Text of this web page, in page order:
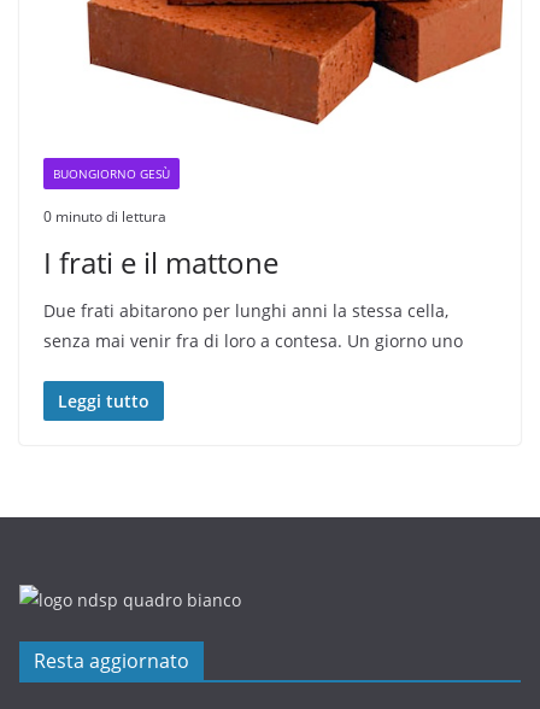
BUONGIORNO GESÙ
0 minuto di lettura
I frati e il mattone
Due frati abitarono per lunghi anni la stessa cella,
senza mai venir fra di loro a contesa. Un giorno uno
Leggi tutto
Resta aggiornato